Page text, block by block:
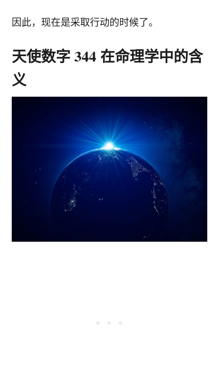
因此，现在是采取行动的时候了。
天使数字 344 在命理学中的含
义